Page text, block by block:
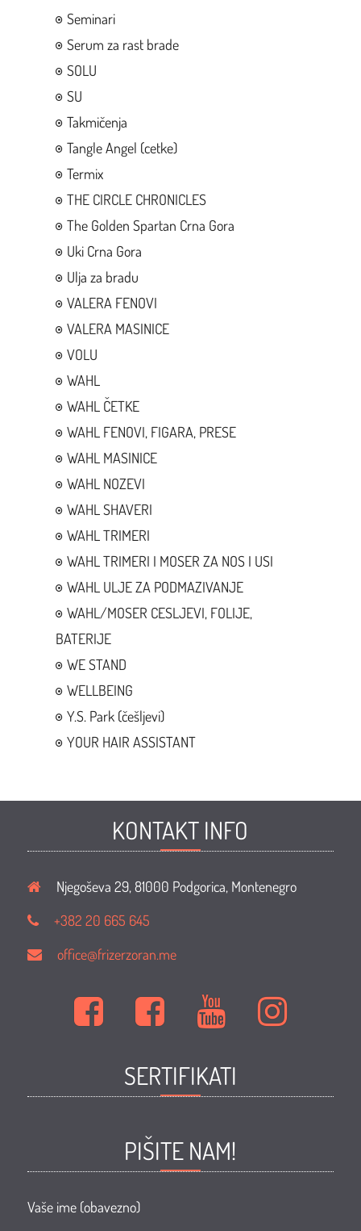
Seminari
Serum za rast brade
SOLU
SU
Takmičenja
Tangle Angel (cetke)
Termix
THE CIRCLE CHRONICLES
The Golden Spartan Crna Gora
Uki Crna Gora
Ulja za bradu
VALERA FENOVI
VALERA MASINICE
VOLU
WAHL
WAHL ČETKE
WAHL FENOVI, FIGARA, PRESE
WAHL MASINICE
WAHL NOZEVI
WAHL SHAVERI
WAHL TRIMERI
WAHL TRIMERI I MOSER ZA NOS I USI
WAHL ULJE ZA PODMAZIVANJE
WAHL/MOSER CESLJEVI, FOLIJE,
BATERIJE
WE STAND
WELLBEING
Y.S. Park (češljevi)
YOUR HAIR ASSISTANT
KONTAKT INFO
Njegoševa 29, 81000 Podgorica, Montenegro
+382 20 665 645
office@frizerzoran.me
mode
ljepote
ZORAN
page
mode
ljepote
ZORAN
group
mode
ljepote
ZORAN
mode
ZORAN
SERTIFIKATI
PIŠITE NAM!
Vaše ime (obavezno)